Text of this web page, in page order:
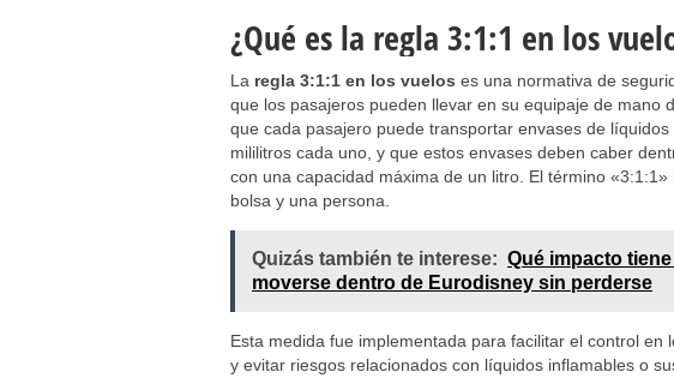
¿Qué es la regla 3:1:1 en los
La regla 3:1:1 en los vuelos es una normativa de
que los pasajeros pueden llevar en su equipaje de mano
que cada pasajero puede transportar envases de
mililitros cada uno, y que estos envases deben caber
con una capacidad máxima de un litro. El término
bolsa y una persona.
Quizás también te interese: Qué impacto
moverse dentro de Eurodisney sin perderse
Esta medida fue implementada para facilitar el control
y evitar riesgos relacionados con líquidos inflamables o